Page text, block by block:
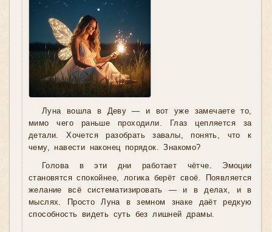
Луна вошла в Деву — и вот уже замечаете то,
мимо чего раньше проходили. Глаз цепляется за
детали. Хочется разобрать завалы, понять, что к
чему, навести наконец порядок. Знакомо?
Голова в эти дни работает чётче. Эмоции
становятся спокойнее, логика берёт своё. Появляется
желание всё систематизировать — и в делах, и в
мыслях. Просто Луна в земном знаке даёт редкую
способность видеть суть без лишней драмы.